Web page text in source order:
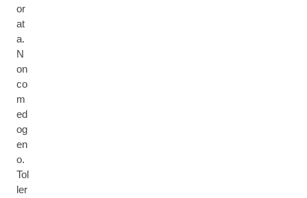
or
at
a.
N
on
co
m
ed
og
en
o.
Tol
ler